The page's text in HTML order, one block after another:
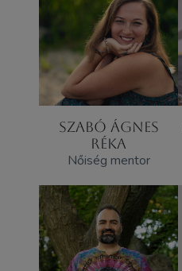
SZABÓ ÁGNES
RÉKA
Nőiség mentor